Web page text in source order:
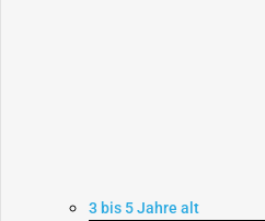
3 bis 5 Jahre alt